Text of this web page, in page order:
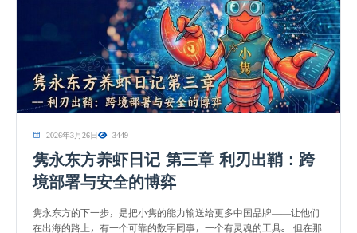
2026年3月26日 3449
隽永东方养虾日记 第三章 利刃出鞘：跨
境部署与安全的博弈
隽永东方的下一步，是把小隽的能力输送给更多中国品牌——让他们
在出海的路上，有一个可靠的数字同事，一个有灵魂的工具。 但在那